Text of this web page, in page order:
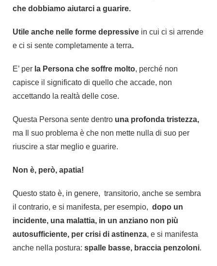
che dobbiamo aiutarci a guarire.
Utile anche nelle forme depressivein cui ci si arrende
e ci si sente completamente a terra.
E’ per la Persona che soffre molto, perché non
capisce il significato di quello che accade, non
accettando la realtà delle cose.
Questa Persona sente dentro una profonda tristezza,
ma Il suo problema è che non mette nulla di suo per
riuscire a star meglio e guarire.
Non è, però, apatia!
Questo stato è, in genere, transitorio, anche se sembra
il contrario, e si manifesta, per esempio, dopo un
incidente, una malattia, in un anziano non più
autosufficiente, per crisi di astinenza, e si manifesta
anche nella postura: spalle basse, braccia penzoloni.